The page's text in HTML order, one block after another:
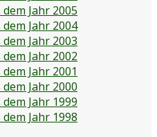
Jahr 2005
Jahr 2004
Jahr 2003
Jahr 2002
Jahr 2001
Jahr 2000
Jahr 1999
Jahr 1998